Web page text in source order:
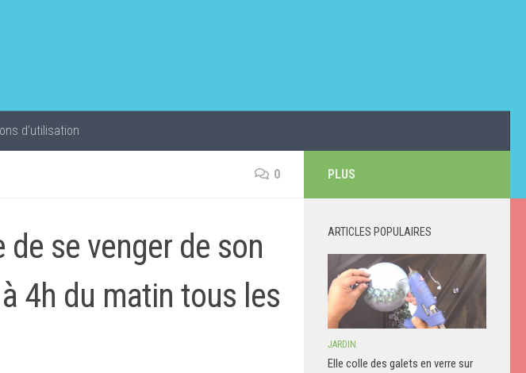
d’utilisation
0
se venger de son
4h du matin tous les
PLUS
ARTICLES POPULAIRES
JARDIN
Elle colle des galets en verre sur